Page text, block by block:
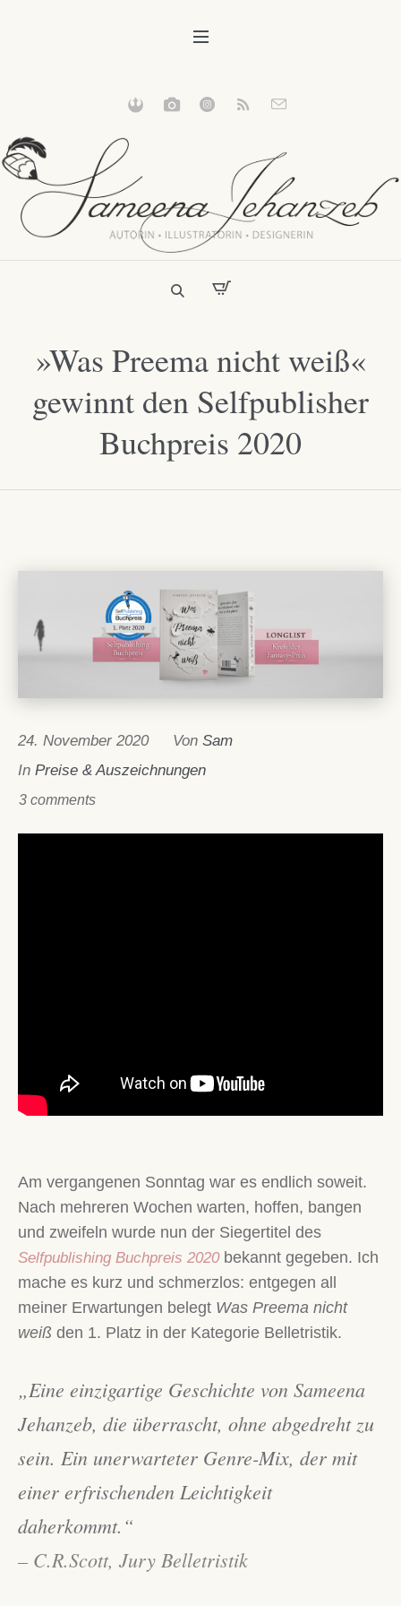
»Was Preema nicht weiß«
gewinnt den Selfpublisher
Buchpreis 2020
24. November 2020 Von Sam
In Preise & Auszeichnungen
3 comments
Am vergangenen Sonntag war es endlich soweit.
Nach mehreren Wochen warten, hoffen, bangen
und zweifeln wurde nun der Siegertitel des
Selfpublishing Buchpreis 2020bekannt gegeben. Ich
mache es kurz und schmerzlos: entgegen all
meiner Erwartungen belegt Was Preema nicht
weiß den 1. Platz in der Kategorie Belletristik.
„Eine einzigartige Geschichte von Sameena
Jehanzeb, die überrascht, ohne abgedreht zu
sein. Ein unerwarteter Genre-Mix, der mit
einer erfrischenden Leichtigkeit
daherkommt.“
– C.R.Scott, Jury Belletristik